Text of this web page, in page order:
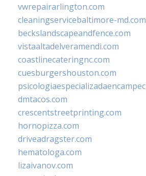
vwrepairarlington.com
cleaningservicebaltimore-md.com
beckslandscapeandfence.com
vistaaltadelveramendi.com
coastlinecateringnc.com
cuesburgershouston.com
dmtacos.com
crescentstreetprinting.com
hornopizza.com
driveadragster.com
hematologa.com
lizaivanov.com